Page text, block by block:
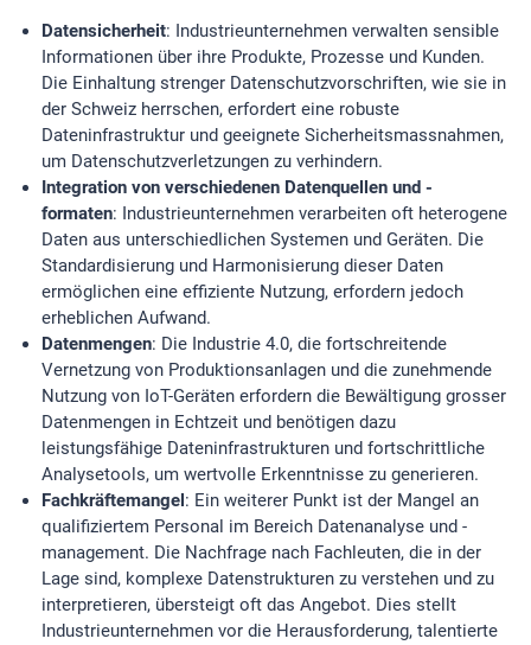
Datensicherheit: Industrieunternehmen verwalten sensible
Informationen über ihre Produkte, Prozesse und Kunden.
Die Einhaltung strenger Datenschutzvorschriften, wie sie in
der Schweiz herrschen, erfordert eine robuste
Dateninfrastruktur und geeignete Sicherheitsmassnahmen,
um Datenschutzverletzungen zu verhindern.
Integration von verschiedenen Datenquellen und -
formaten: Industrieunternehmen verarbeiten oft heterogene
Daten aus unterschiedlichen Systemen und Geräten. Die
Standardisierung und Harmonisierung dieser Daten
ermöglichen eine effiziente Nutzung, erfordern jedoch
erheblichen Aufwand.
Datenmengen: Die Industrie 4.0, die fortschreitende
Vernetzung von Produktionsanlagen und die zunehmende
Nutzung von IoT-Geräten erfordern die Bewältigung grosser
Datenmengen in Echtzeit und benötigen dazu
leistungsfähige Dateninfrastrukturen und fortschrittliche
Analysetools, um wertvolle Erkenntnisse zu generieren.
Fachkräftemangel: Ein weiterer Punkt ist der Mangel an
qualifiziertem Personal im Bereich Datenanalyse und -
management. Die Nachfrage nach Fachleuten, die in der
Lage sind, komplexe Datenstrukturen zu verstehen und zu
interpretieren, übersteigt oft das Angebot. Dies stellt
Industrieunternehmen vor die Herausforderung, talentierte